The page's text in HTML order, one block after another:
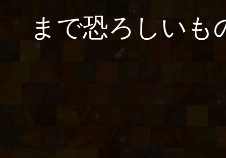
まで恐ろしい